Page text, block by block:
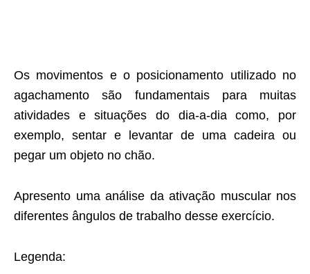
Os movimentos e o posicionamento utilizado no
agachamento são fundamentais para muitas
atividades e situações do dia-a-dia como, por
exemplo, sentar e levantar de uma cadeira ou
pegar um objeto no chão.
Apresento uma análise da ativação muscular nos
diferentes ângulos de trabalho desse exercício.
Legenda: